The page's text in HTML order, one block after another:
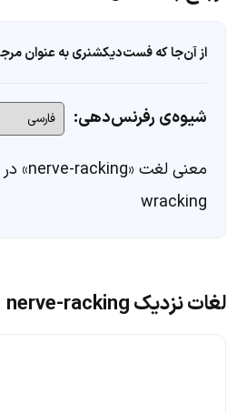
از آن‌جا که فست‌دیکشنری به عنوان
شیوه‌ی رفرنس‌دهی:
معنی لغت «nerve-racking» در
wracking
لغات نزدیک nerve-racking